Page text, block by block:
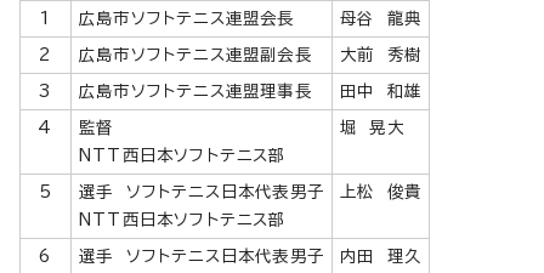
1 広島市ソフトテニス連盟会長 母谷 龍典
2 広島市ソフトテニス連盟副会長 大前 秀樹
3 広島市ソフトテニス連盟理事長 田中 和雄
4
監督
NTT西日本ソフトテニス部
堀 晃大
5
選手 ソフトテニス日本代表男子
NTT西日本ソフトテニス部
上松 俊貴
6
選手 ソフトテニス日本代表男子
内田 理久